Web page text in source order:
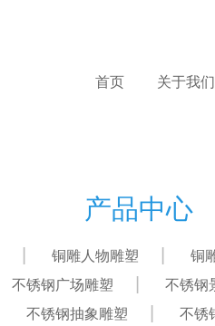
首页 关于我们
产品中心
铜雕人物雕塑 铜
不锈钢广场雕塑 不锈钢
不锈钢抽象雕塑 不锈